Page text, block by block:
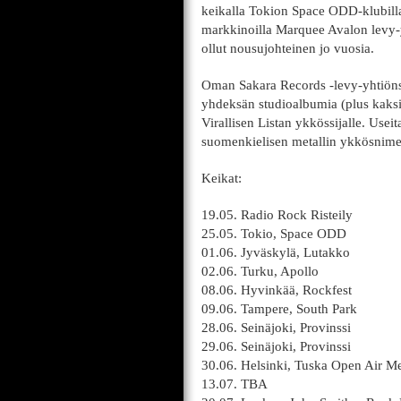
keikalla Tokion Space ODD-
markkinoilla Marquee Avalon
ollut nousujohteinen jo vuosia.
Oman Sakara Records -levy-
yhdeksän studioalbumia (plus
Virallisen Listan ykkössijalle.
suomenkielisen metallin
Keikat:
19.05. Radio Rock Risteily
25.05. Tokio, Space ODD
01.06. Jyväskylä, Lutakko
02.06. Turku, Apollo
08.06. Hyvinkää, Rockfest
09.06. Tampere, South Park
28.06. Seinäjoki, Provinssi
29.06. Seinäjoki, Provinssi
30.06. Helsinki, Tuska Open Air
13.07. TBA